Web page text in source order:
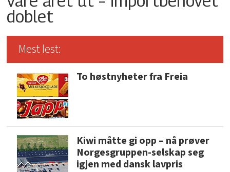
doblet
Mest lest:
To høstnyheter fra Freia
Kiwi måtte gi opp – nå prøver
Norgesgruppen-selskap seg
igjen med dansk lavpris